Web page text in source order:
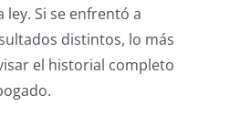
ley. Si se enfrentó a
distintos, lo más
el historial completo